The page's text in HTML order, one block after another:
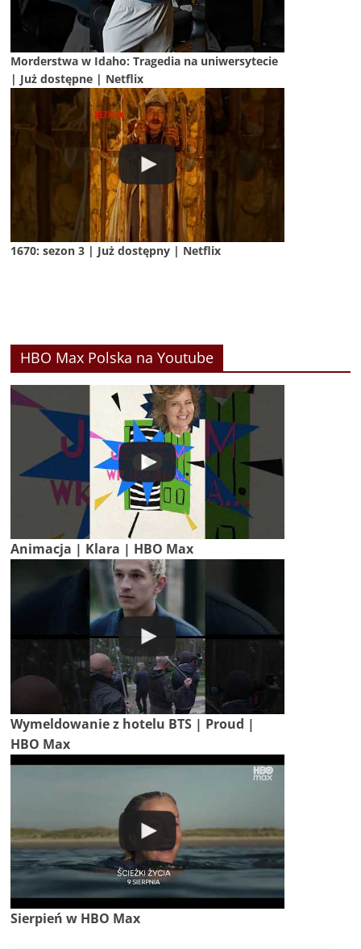
Morderstwa w Idaho: Tragedia na uniwersytecie
| Już dostępne | Netflix
1670: sezon 3 | Już dostępny | Netflix
HBO Max Polska na Youtube
Animacja | Klara | HBO Max
Wymeldowanie z hotelu BTS | Proud |
HBO Max
Sierpień w HBO Max